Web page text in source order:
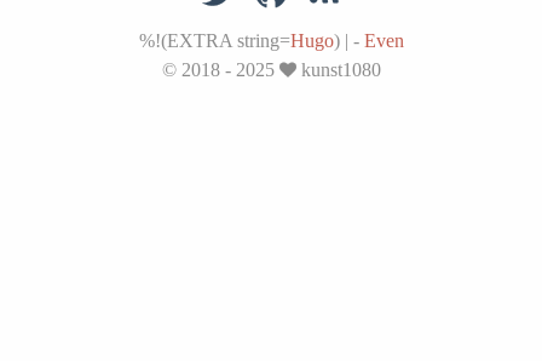
%!(EXTRA string=Hugo) | - Even
© 2018 - 2025
kunst1080